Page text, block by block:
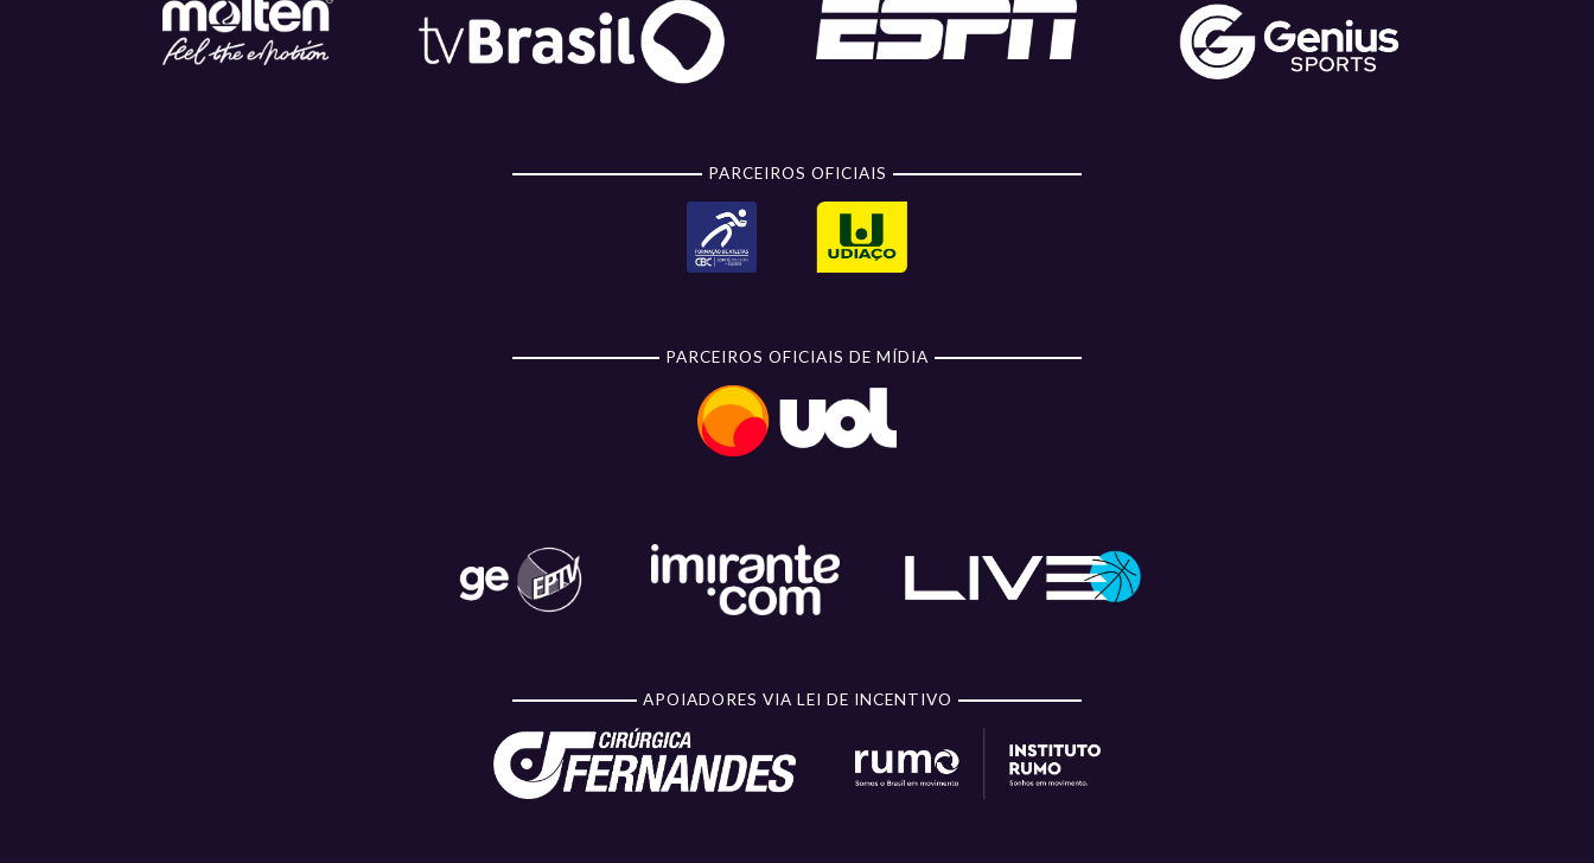
PARCEIROS OFICIAIS
PARCEIROS OFICIAIS DE MÍDIA
APOIADORES VIA LEI DE INCENTIVO